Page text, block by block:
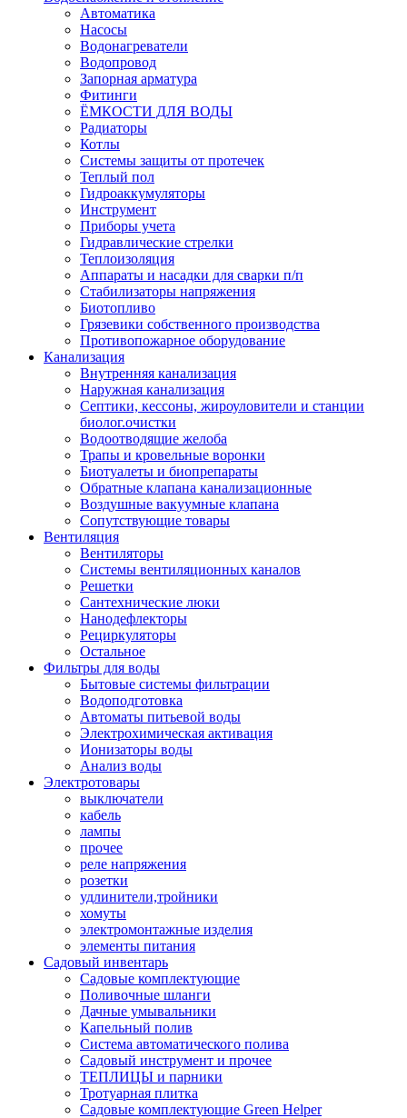
Автоматика
Насосы
Водонагреватели
Водопровод
Запорная арматура
Фитинги
ЁМКОСТИ ДЛЯ ВОДЫ
Радиаторы
Котлы
Системы защиты от протечек
Теплый пол
Гидроаккумуляторы
Инструмент
Приборы учета
Гидравлические стрелки
Теплоизоляция
Аппараты и насадки для сварки п/п
Стабилизаторы напряжения
Биотопливо
Грязевики собственного производства
Противопожарное оборудование
Канализация
Внутренняя канализация
Наружная канализация
Септики, кессоны, жироуловители и станции
биолог.очистки
Водоотводящие желоба
Трапы и кровельные воронки
Биотуалеты и биопрепараты
Обратные клапана канализационные
Воздушные вакуумные клапана
Сопутствующие товары
Вентиляция
Вентиляторы
Системы вентиляционных каналов
Решетки
Сантехнические люки
Нанодефлекторы
Рециркуляторы
Остальное
Фильтры для воды
Бытовые системы фильтрации
Водоподготовка
Автоматы питьевой воды
Электрохимическая активация
Ионизаторы воды
Анализ воды
Электротовары
выключатели
кабель
лампы
прочее
реле напряжения
розетки
удлинители,тройники
хомуты
электромонтажные изделия
элементы питания
Садовый инвентарь
Садовые комплектующие
Поливочные шланги
Дачные умывальники
Капельный полив
Система автоматического полива
Садовый инструмент и прочее
ТЕПЛИЦЫ и парники
Тротуарная плитка
Садовые комплектующие Green Helper